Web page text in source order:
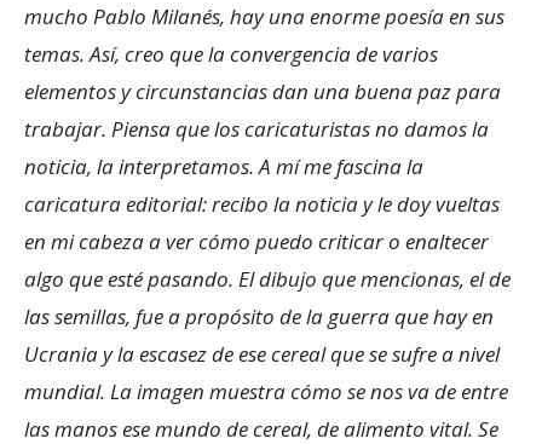
mucho Pablo Milanés, hay una enorme poesía en sus
temas. Así, creo que la convergencia de varios
elementos y circunstancias dan una buena paz para
trabajar. Piensa que los caricaturistas no damos la
noticia, la interpretamos. A mí me fascina la
caricatura editorial: recibo la noticia y le doy vueltas
en mi cabeza a ver cómo puedo criticar o enaltecer
algo que esté pasando. El dibujo que mencionas, el de
las semillas, fue a propósito de la guerra que hay en
Ucrania y la escasez de ese cereal que se sufre a nivel
mundial. La imagen muestra cómo se nos va de entre
las manos ese mundo de cereal, de alimento vital. Se